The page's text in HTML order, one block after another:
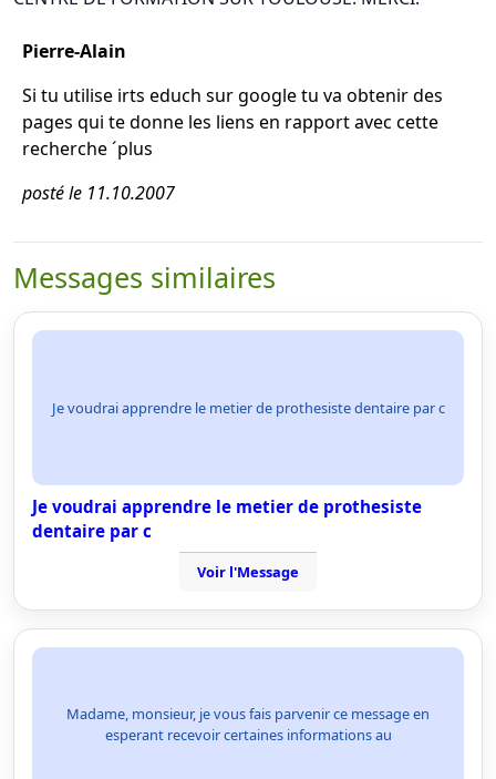
Pierre-Alain
Si tu utilise irts educh sur google tu va obtenir des
pages qui te donne les liens en rapport avec cette
recherche ´plus
posté le 11.10.2007
Messages similaires
Je voudrai apprendre le metier de prothesiste dentaire par c
Je voudrai apprendre le metier de prothesiste
dentaire par c
Voir l'Message
Madame, monsieur, je vous fais parvenir ce message en
esperant recevoir certaines informations au